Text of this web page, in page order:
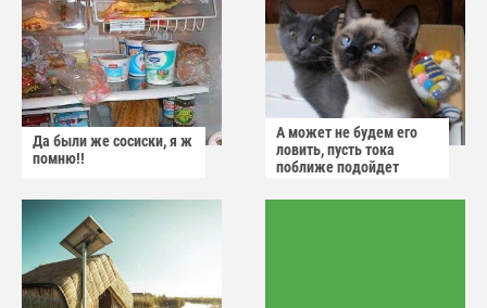
Да были же сосиски, я ж
помню!!
А может не будем его
ловить, пусть тока
поближе подойдет